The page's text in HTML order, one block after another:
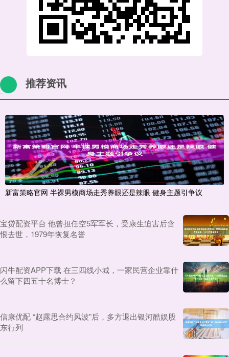
推荐资讯
新富策略官网 半裸男模商场走秀养眼还是辣眼 健身主题引争议
宝贷配资平台 他曾担任空5军军长，受康生迫害后含
恨去世，1979年恢复名誉
闪牛配资APP下载 在三四线小城，一家民营企业靠什
么留下四五十名博士？
信康优配 “赵露思合约风波”后，多方退出银河酷娱股
东行列